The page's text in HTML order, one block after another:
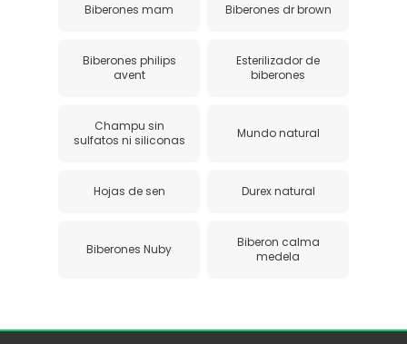
Biberones mam Biberones dr brown
Biberones philips
avent
Esterilizador de
biberones
Champu sin
sulfatos ni siliconas
Mundo natural
Hojas de sen Durex natural
Biberones Nuby
Biberon calma
medela